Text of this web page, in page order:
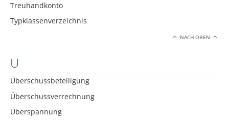
Treuhandkonto
Typklassenverzeichnis
NACH OBEN
U
Überschussbeteiligung
Überschussverrechnung
Überspannung